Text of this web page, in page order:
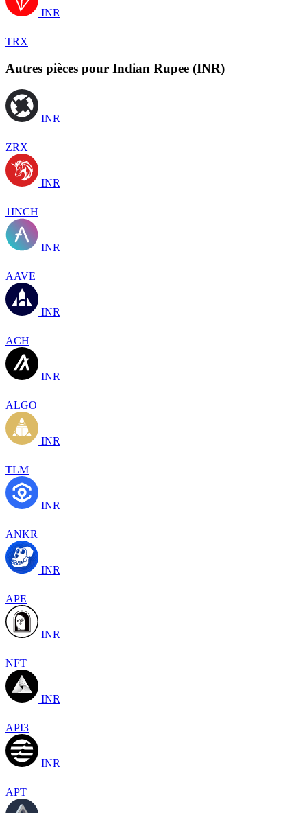
INR
TRX
Autres pièces pour Indian Rupee (INR)
INR
ZRX
INR
1INCH
INR
AAVE
INR
ACH
INR
ALGO
INR
TLM
INR
ANKR
INR
APE
INR
NFT
INR
API3
INR
APT